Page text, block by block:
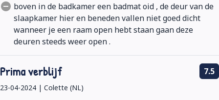
boven in de badkamer een badmat oid , de deur van de
slaapkamer hier en beneden vallen niet goed dicht
wanneer je een raam open hebt staan gaan deze
deuren steeds weer open .
Prima verblijf
23-04-2024 | Colette (NL)
7.5